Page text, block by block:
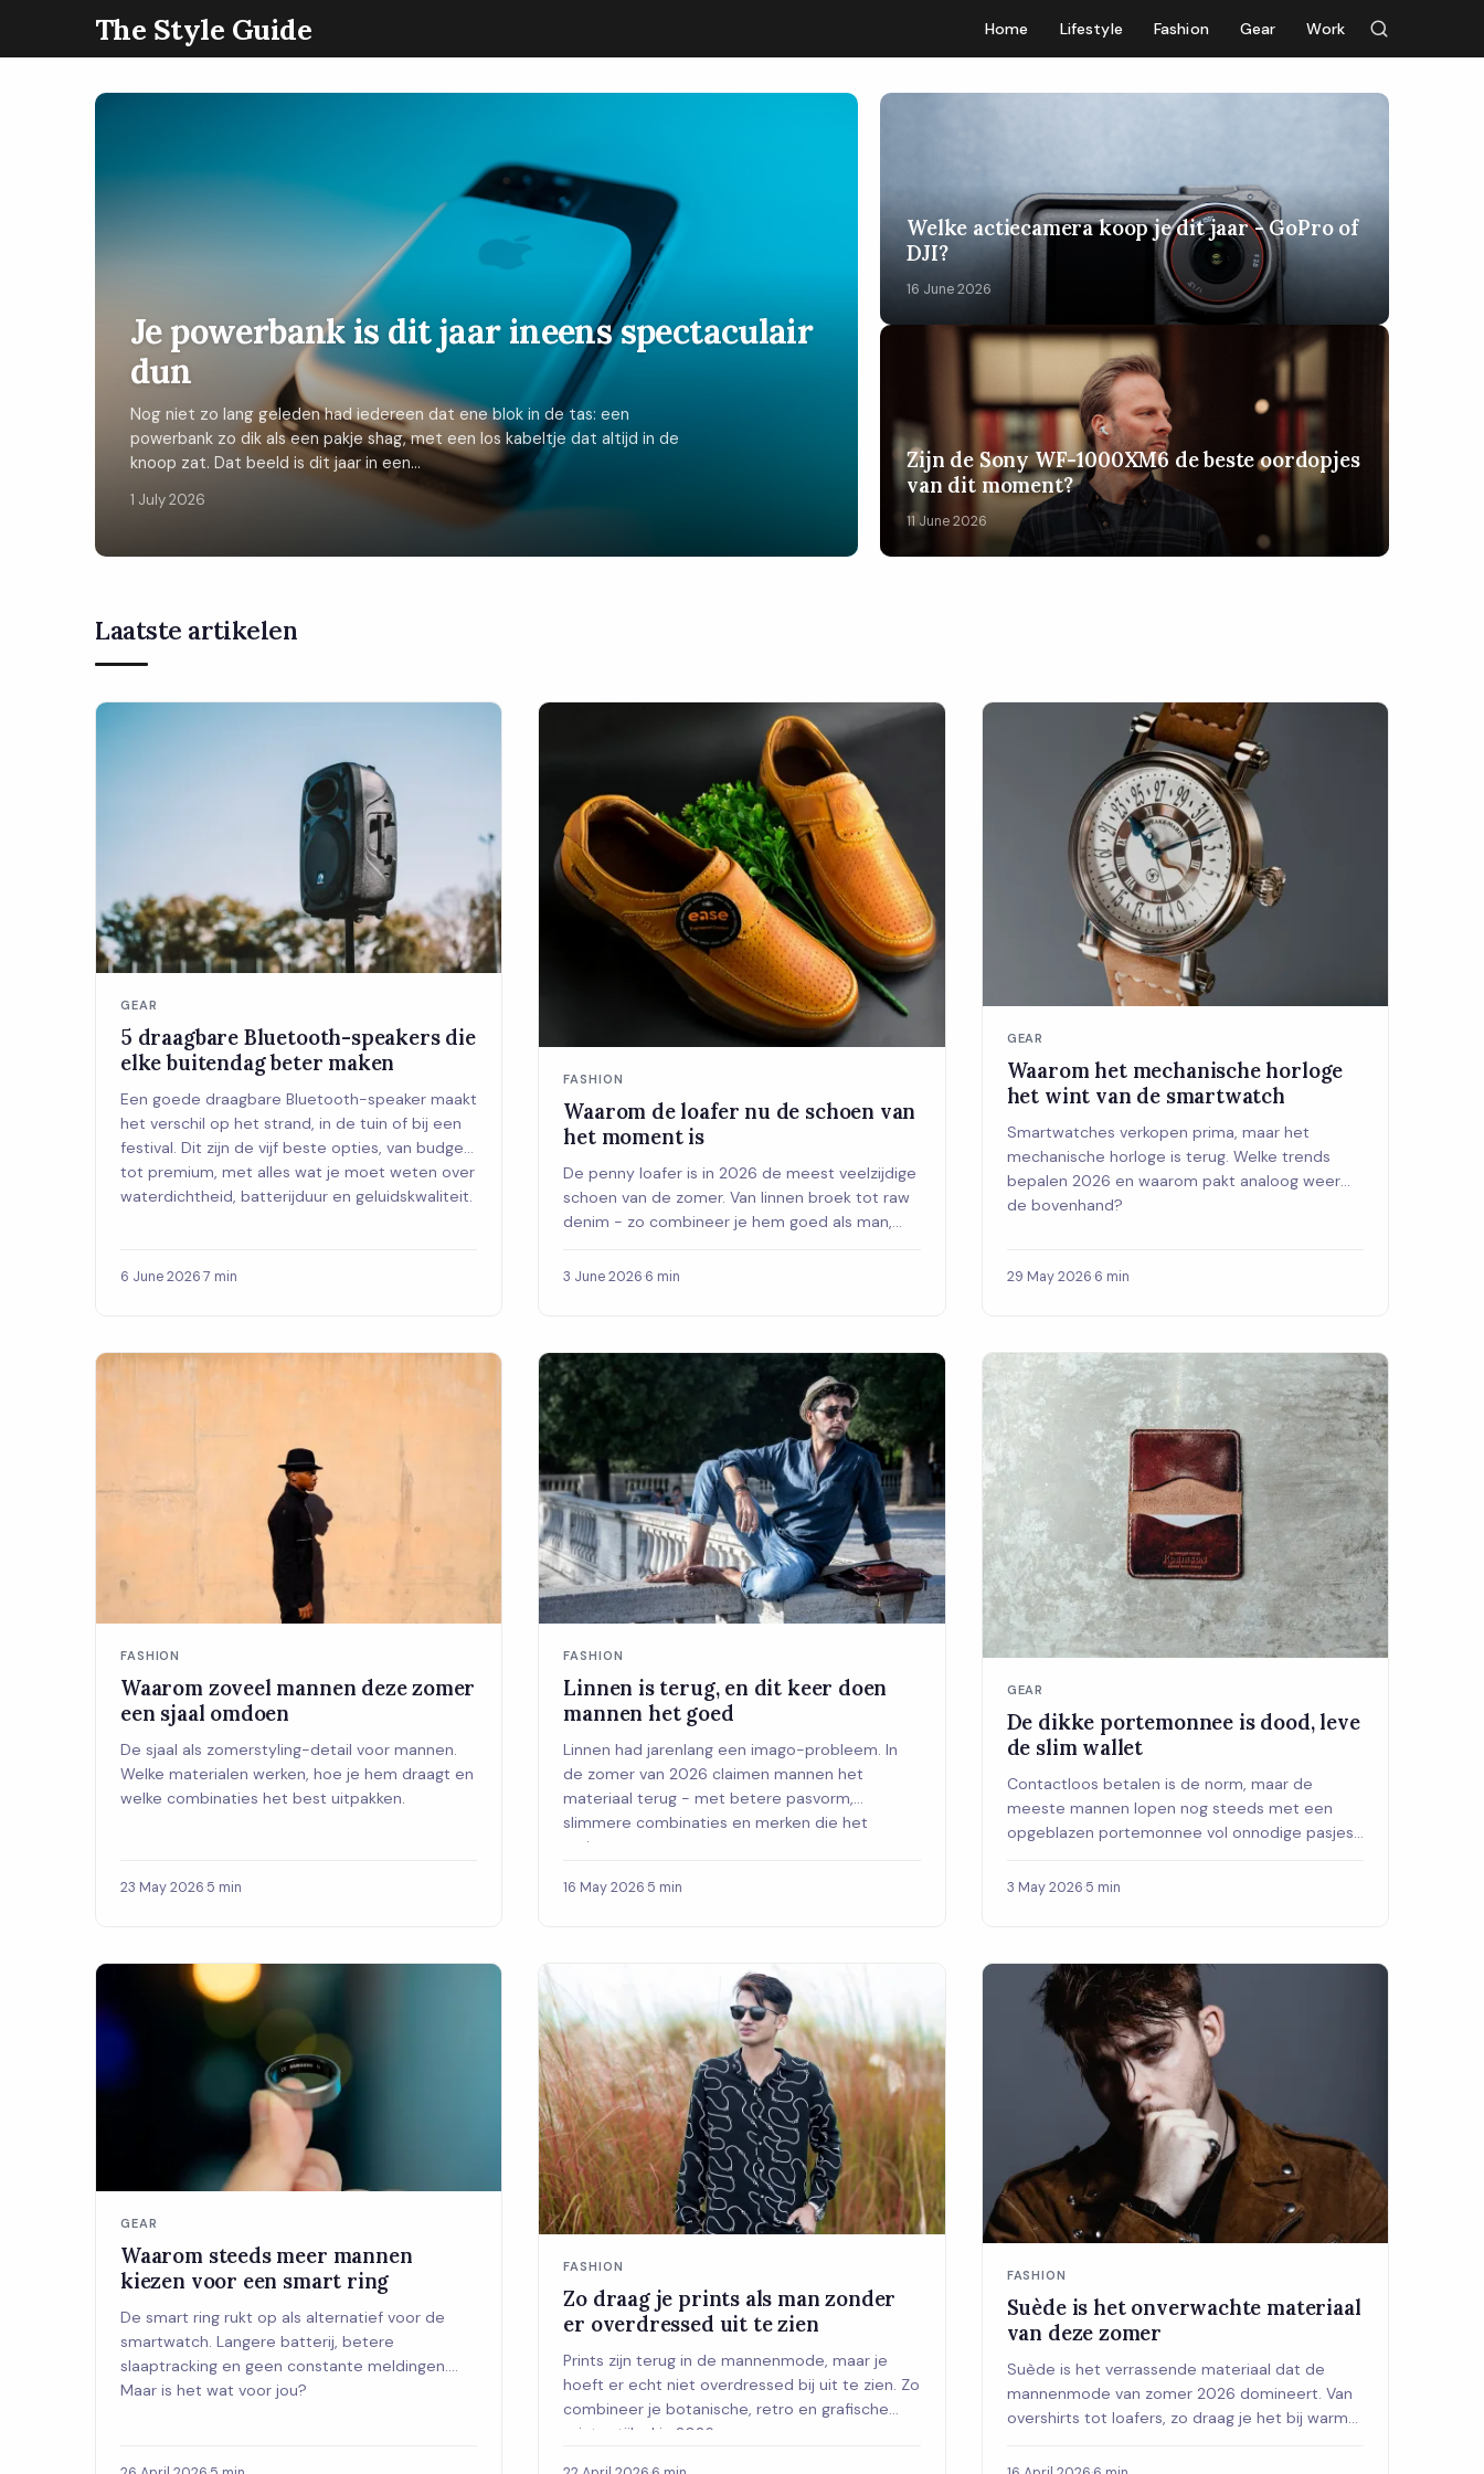
The Style Guide Home Lifestyle Fashion Gear Work
Je powerbank is dit jaar ineens spectaculair
dun
Nog niet zo lang geleden had iedereen dat ene blok in de tas: een
powerbank zo dik als een pakje shag, met een los kabeltje dat altijd in de
knoop zat. Dat beeld is dit jaar in een...
1 July 2026
Welke actiecamera koop je dit jaar - GoPro of
DJI?
16 June 2026
Zijn de Sony WF-1000XM6 de beste oordopjes
van dit moment?
11 June 2026
Laatste artikelen
GEAR
5 draagbare Bluetooth-speakers die
elke buitendag beter maken
Een goede draagbare Bluetooth-speaker maakt
het verschil op het strand, in de tuin of bij een
festival. Dit zijn de vijf beste opties, van budget
tot premium, met alles wat je moet weten over
waterdichtheid, batterijduur en geluidskwaliteit.
6 June 2026·7 min
FASHION
Waarom de loafer nu de schoen van
het moment is
De penny loafer is in 2026 de meest veelzijdige
schoen van de zomer. Van linnen broek tot raw
denim - zo combineer je hem goed als man,
eeuwige sokken-vraag opgelost.
3 June 2026·6 min
GEAR
Waarom het mechanische horloge
het wint van de smartwatch
Smartwatches verkopen prima, maar het
mechanische horloge is terug. Welke trends
bepalen 2026 en waarom pakt analoog weer
de bovenhand?
29 May 2026·6 min
FASHION
Waarom zoveel mannen deze zomer
een sjaal omdoen
De sjaal als zomerstyling-detail voor mannen.
Welke materialen werken, hoe je hem draagt en
welke combinaties het best uitpakken.
23 May 2026·5 min
FASHION
Linnen is terug, en dit keer doen
mannen het goed
Linnen had jarenlang een imago-probleem. In
de zomer van 2026 claimen mannen het
materiaal terug - met betere pasvorm,
slimmere combinaties en merken die het
serieus nemen.
16 May 2026·5 min
GEAR
De dikke portemonnee is dood, leve
de slim wallet
Contactloos betalen is de norm, maar de
meeste mannen lopen nog steeds met een
opgeblazen portemonnee vol onnodige pasjes.
weten.
3 May 2026·5 min
GEAR
Waarom steeds meer mannen
kiezen voor een smart ring
De smart ring rukt op als alternatief voor de
smartwatch. Langere batterij, betere
slaaptracking en geen constante meldingen.
Maar is het wat voor jou?
FASHION
Zo draag je prints als man zonder
er overdressed uit te zien
Prints zijn terug in de mannenmode, maar je
hoeft er echt niet overdressed bij uit te zien. Zo
combineer je botanische, retro en grafische
prints stijlvol in 2026.
FASHION
Suède is het onverwachte materiaal
van deze zomer
Suède is het verrassende materiaal dat de
mannenmode van zomer 2026 domineert. Van
overshirts tot loafers, zo draag je het bij warm